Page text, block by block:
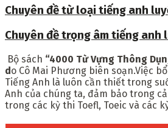
Chuyên đề từ loại tiếng anh
Chuyên đề trọng âm tiếng anh
Bộ sách “4000 Từ Vựng Thông
do Cô Mai Phương biên soạn.Việc
Tiếng Anh là luôn cần thiết trong
Anh của chúng ta, đảm bảo trong
trong các kỳ thi Toefl, Toeic và các